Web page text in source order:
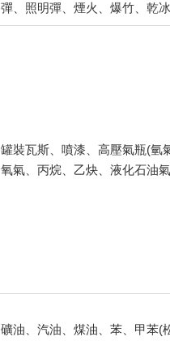
彈、照明彈、煙火、爆竹、乾冰
罐裝瓦斯、噴漆、高壓氣瓶(氫
氧氣、丙烷、乙炔、液化石油
礦油、汽油、煤油、苯、甲苯(